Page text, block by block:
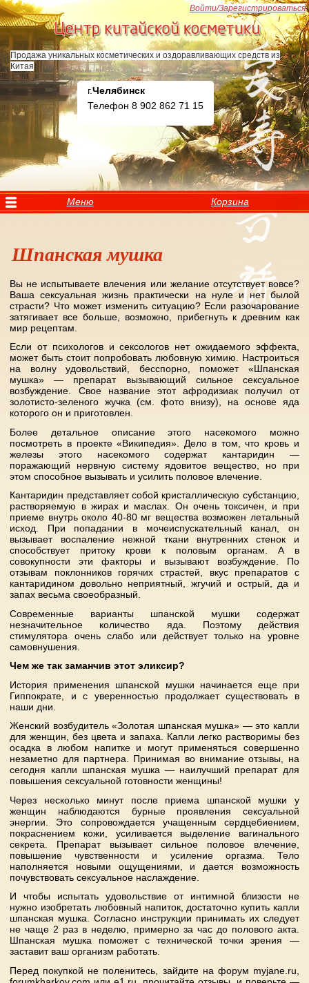
Перейти к основному содержанию
Продажа уникальных косметических и оздоравливающих средств из
Китая
г.Челябинск
Телефон 8 902 862 71 15
Меню Корзина
Шпанская мушка
Вы здесь
Вы не испытываете влечения или желание отсутствует вовсе?
Ваша сексуальная жизнь практически на нуле и нет былой
страсти? Что может изменить ситуацию? Если разочарование
затягивает все больше, возможно, прибегнуть к древним как
мир рецептам.
Если от психологов и сексологов нет ожидаемого эффекта,
может быть стоит попробовать любовную химию. Настроиться
на волну удовольствий, бесспорно, поможет «Шпанская
мушка» — препарат вызывающий сильное сексуальное
возбуждение. Свое название этот афродизиак получил от
золотисто-зеленого жучка (см. фото внизу), на основе яда
которого он и приготовлен.
Более детальное описание этого насекомого можно
посмотреть в проекте «Википедия». Дело в том, что кровь и
железы этого насекомого содержат кантаридин —
поражающий нервную систему ядовитое вещество, но при
этом способное вызывать и усилить половое влечение.
Кантаридин представляет собой кристаллическую субстанцию,
растворяемую в жирах и маслах. Он очень токсичен, и при
приеме внутрь около 40-80 мг вещества возможен летальный
исход. При попадании в мочеиспускательный канал, он
вызывает воспаление нежной ткани внутренних стенок и
способствует притоку крови к половым органам. А в
совокупности эти факторы и вызывают возбуждение. По
отзывам поклонников горячих страстей, вкус препаратов с
кантаридином довольно неприятный, жгучий и острый, да и
запах весьма своеобразный.
Современные варианты шпанской мушки содержат
незначительное количество яда. Поэтому действия
стимулятора очень слабо или действует только на уровне
самовнушения.
Чем же так заманчив этот эликсир?
История применения шпанской мушки начинается еще при
Гиппократе, и с уверенностью продолжает существовать в
наши дни.
Женский возбудитель «Золотая шпанская мушка» — это капли
для женщин, без цвета и запаха. Капли легко растворимы без
осадка в любом напитке и могут применяться совершенно
незаметно для партнера. Принимая во внимание отзывы, на
сегодня капли шпанская мушка — наилучший препарат для
повышения сексуальной готовности женщины!
Через несколько минут после приема шпанской мушки у
женщин наблюдаются бурные проявления сексуальной
энергии. Это сопровождается учащенным сердцебиением,
покраснением кожи, усиливается выделение вагинального
секрета. Препарат вызывает сильное половое влечение,
повышение чувственности и усиление оргазма. Тело
наполняется новыми ощущениями, и дается возможность
почувствовать сексуальное наслаждение.
И чтобы испытать удовольствие от интимной близости не
нужно изобретать любовный напиток, достаточно купить капли
шпанская мушка. Согласно инструкции принимать их следует
не чаще 2 раз в неделю, примерно за час до полового акта.
Шпанская мушка поможет с технической точки зрения —
заставит ваш организм работать.
Перед покупкой не поленитесь, зайдите на форум myjane.ru,
Войти/Зарегистрироваться